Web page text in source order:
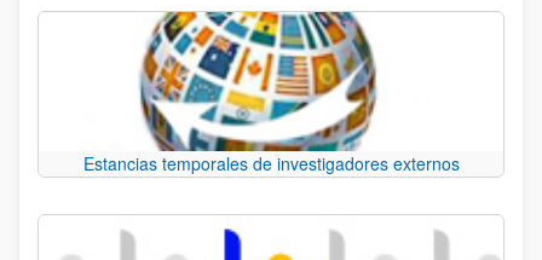
Estancias temporales de investigadores externos